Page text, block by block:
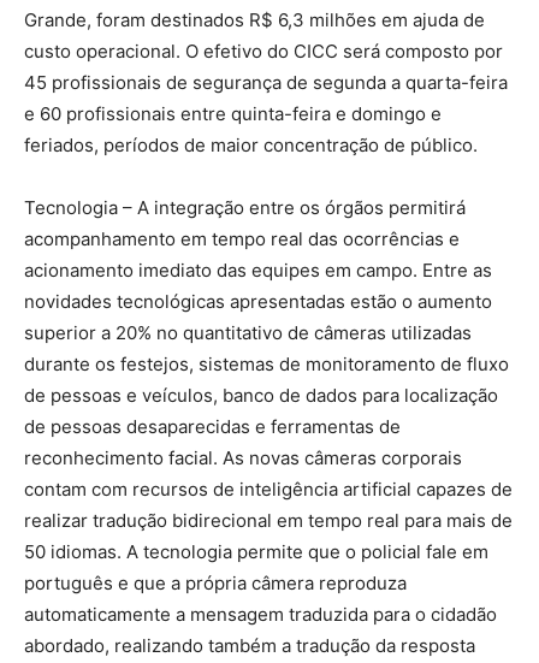
Grande, foram destinados R$ 6,3 milhões em ajuda de
custo operacional. O efetivo do CICC será composto por
45 profissionais de segurança de segunda a quarta-feira
e 60 profissionais entre quinta-feira e domingo e
feriados, períodos de maior concentração de público.
Tecnologia – A integração entre os órgãos permitirá
acompanhamento em tempo real das ocorrências e
acionamento imediato das equipes em campo. Entre as
novidades tecnológicas apresentadas estão o aumento
superior a 20% no quantitativo de câmeras utilizadas
durante os festejos, sistemas de monitoramento de fluxo
de pessoas e veículos, banco de dados para localização
de pessoas desaparecidas e ferramentas de
reconhecimento facial. As novas câmeras corporais
contam com recursos de inteligência artificial capazes de
realizar tradução bidirecional em tempo real para mais de
50 idiomas. A tecnologia permite que o policial fale em
português e que a própria câmera reproduza
automaticamente a mensagem traduzida para o cidadão
abordado, realizando também a tradução da resposta